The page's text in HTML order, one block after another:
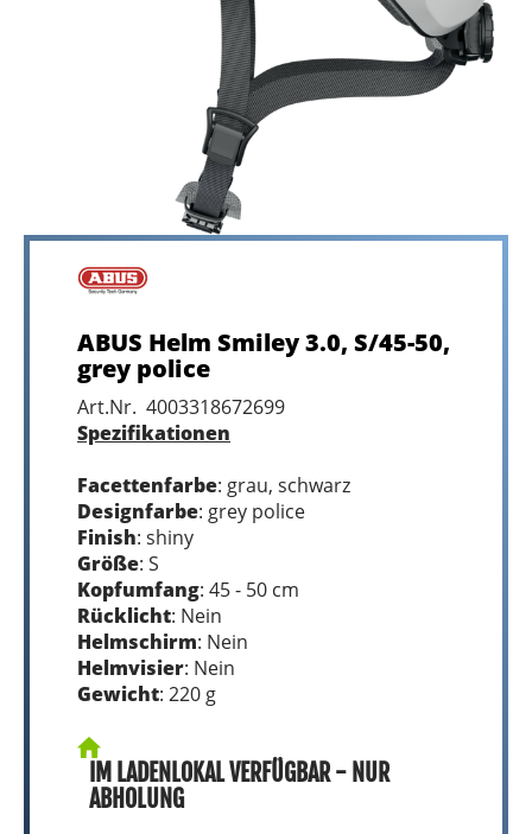
ABUS Helm Smiley 3.0, S/45-50,
grey police
Art.Nr. 4003318672699
Spezifikationen
Facettenfarbe: grau, schwarz
Designfarbe: grey police
Finish: shiny
Größe: S
Kopfumfang: 45 - 50 cm
Rücklicht: Nein
Helmschirm: Nein
Helmvisier: Nein
Gewicht: 220 g
IM LADENLOKAL VERFÜGBAR - NUR
ABHOLUNG